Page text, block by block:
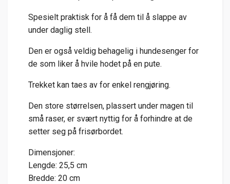
Spesielt praktisk for å få dem til å slappe av
under daglig stell.
Den er også veldig behagelig i hundesenger for
de som liker å hvile hodet på en pute.
Trekket kan taes av for enkel rengjøring.
Den store størrelsen, plassert under magen til
små raser, er svært nyttig for å forhindre at de
setter seg på frisørbordet.
Dimensjoner:
Lengde: 25,5 cm
Bredde: 20 cm